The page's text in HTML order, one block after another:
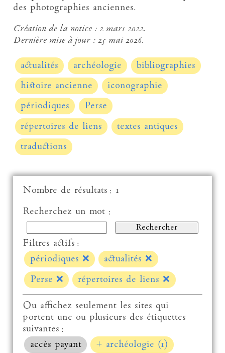
des photographies anciennes.
Création de la notice :2 mars 2022.
Dernière mise à jour :25 mai 2026.
actualités archéologie
bibliographies
histoire ancienne
iconographie
périodiques
Perse
répertoires de liens
textes antiques
traductions
Nombre de résultats : 1
Recherchez un mot :
Filtres actifs :
périodiques ❌ actualités❌
Perse ❌ répertoires de liens❌
Ou affichez seulement les sites qui
portent une ou plusieurs des étiquettes
suivantes :
accès payant
+ archéologie (1)